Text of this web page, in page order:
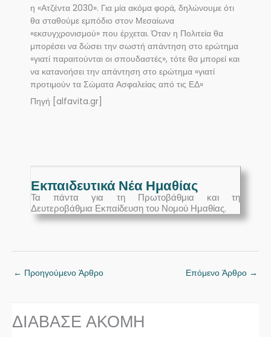
η «Ατζέντα 2030». Για μία ακόμα φορά, δηλώνουμε ότι
θα σταθούμε εμπόδιο στον Μεσαίωνα
«εκσυγχρονισμού» που έρχεται. Όταν η Πολιτεία θα
μπορέσει να δώσει την σωστή απάντηση στο ερώτημα
«γιατί παραιτούνται οι σπουδαστές», τότε θα μπορεί και
να κατανοήσει την απάντηση στο ερώτημα «γιατί
προτιμούν τα Σώματα Ασφαλείας από τις ΕΔ»
Πηγή [alfavita.gr]
Εκπαιδευτικά Νέα Ημαθίας
Τα πάντα για τη Πρωτοβάθμια και τη
Δευτεροβάθμια Εκπαίδευση του Νομού Ημαθίας.
← Προηγούμενο Άρθρο Επόμενο Άρθρο →
ΔΙΑΒΑΣΕ ΑΚΟΜΗ